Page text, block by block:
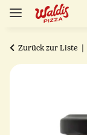
Zurück zur Liste